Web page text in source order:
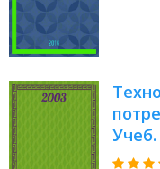
Учеб.